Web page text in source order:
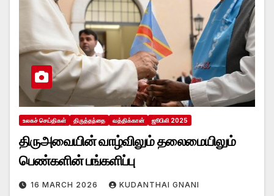
உலகச் செய்திகள் திருத்தந்தை வத்திக்கான் ஜூபிலி 2025
திருஅவையின் வாழ்விலும் தலைமையிலும்
பெண்களின் பங்களிப்பு
16 MARCH 2026 KUDANTHAI GNANI